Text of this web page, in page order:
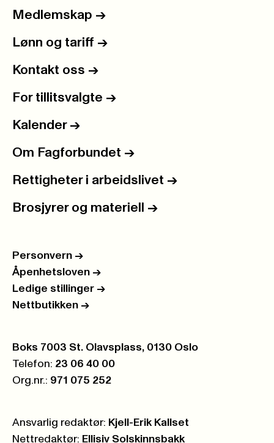
Medlemskap ->
Lønn og tariff ->
Kontakt oss ->
For tillitsvalgte ->
Kalender ->
Om Fagforbundet ->
Rettigheter i arbeidslivet ->
Brosjyrer og materiell ->
Personvern ->
Åpenhetsloven ->
Ledige stillinger ->
Nettbutikken ->
Postboks:
Boks 7003 St. Olavsplass, 0130 Oslo
Telefon: 23 06 40 00
Org.nr.: 971 075 252
Ansvarlig redaktør: Kjell-Erik Kallset
Nettredaktør: Ellisiv Solskinnsbakk